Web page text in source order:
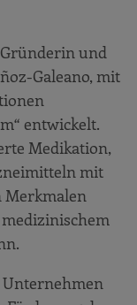
und
Galeano, mit
entwickelt.
Medikation,
mit
Merkmalen
Unternehmen